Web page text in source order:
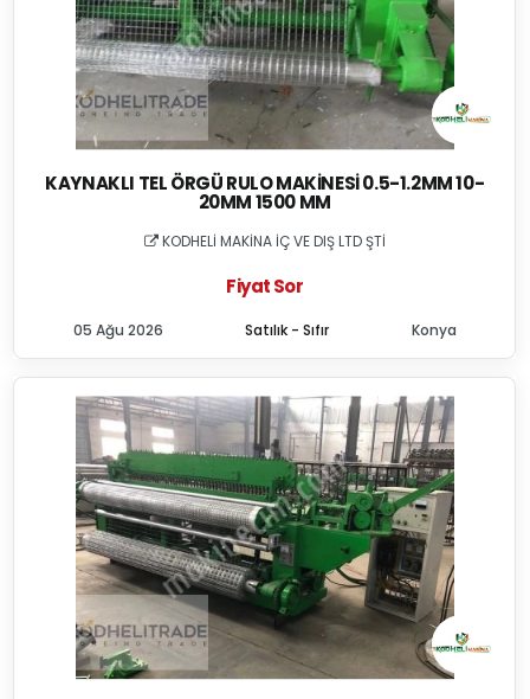
KAYNAKLI TEL ÖRGÜ RULO MAKINESI 0.5-1.2MM 10-
20MM 1500 MM
KODHELİ MAKİNA İÇ VE DIŞ LTD ŞTİ
Fiyat Sor
Satılık - Sıfır
05 Ağu 2026 Konya